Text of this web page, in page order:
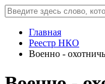
Главная
Реестр НКО
Военно -